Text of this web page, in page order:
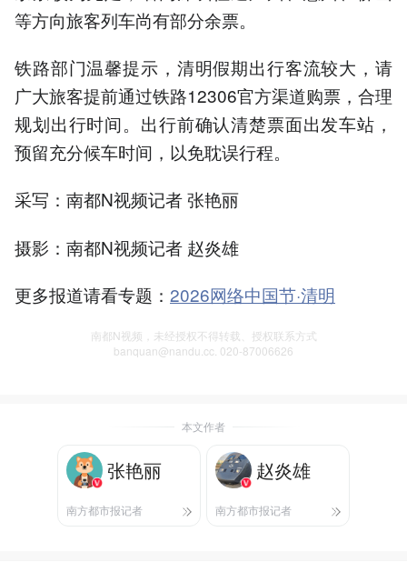
等方向旅客列车尚有部分余票。
铁路部门温馨提示，清明假期出行客流较大，请
广大旅客提前通过铁路12306官方渠道购票，合理
规划出行时间。出行前确认清楚票面出发车站，
预留充分候车时间，以免耽误行程。
采写：南都N视频记者 张艳丽
摄影：南都N视频记者 赵炎雄
更多报道请看专题： 2026网络中国节·清明
南都N视频，未经授权不得转载、授权联系方式
banquan@nandu.cc. 020-87006626
本文作者
张艳丽
南方都市报记者
赵炎雄
南方都市报记者